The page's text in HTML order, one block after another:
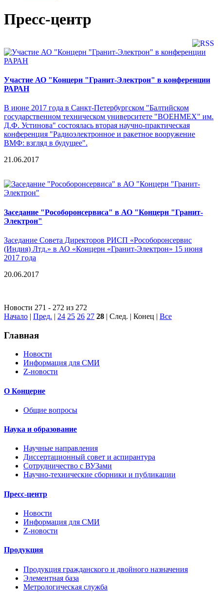
Пресс-центр
Участие АО "Концерн "Гранит-Электрон" в конференции
РАРАН
В июне 2017 года в Санкт-Петербургском "Балтийском
государственном техническом университете "ВОЕНМЕХ" им.
Д.Ф. Устинова" состоялась вторая научно-практическая
конференция "Радиоэлектронное и ракетное вооружение
ВМФ: взгляд в будущее".
21.06.2017
Заседание "Рособоронсервиса" в АО "Концерн "Гранит-
Электрон"
Заседание Совета Директоров РИСП «Рособоронсервис
(Индия) Лтд.» в АО «Концерн «Гранит-Электрон» 15 июня
2017 года
20.06.2017
Новости 271 - 272 из 272
Начало | Пред. | 24 25 26 27 28 | След. | Конец | Все
Главная
Новости
Информация для СМИ
Z-новости
О Концерне
Общие вопросы
Наука и образование
Научные направления
Диссертационный совет и аспирантура
Сотрудничество с ВУЗами
Научно-технические сборники и публикации
Пресс-центр
Новости
Информация для СМИ
Z-новости
Продукция
Продукция гражданского и двойного назначения
Элементная база
Метрологическая служба